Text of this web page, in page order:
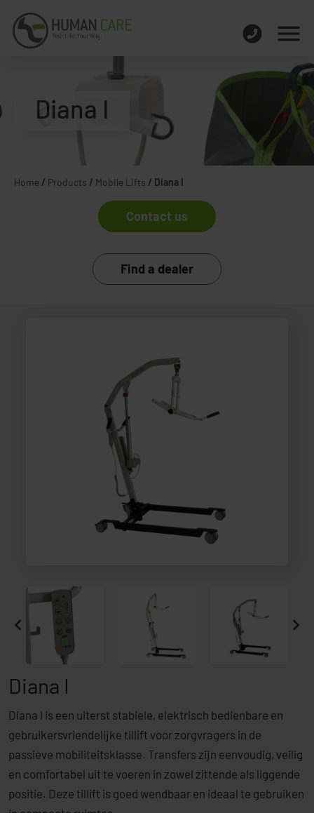
Diana I
Home / Products / Mobile Lifts / Diana I
Contact us
Find a dealer
Diana I
Diana I is een uiterst stabiele, elektrisch bedienbare en
gebruikersvriendelijke tillift voor zorgvragers in de
passieve mobiliteitsklasse. Transfers zijn eenvoudig, veilig
en comfortabel uit te voeren in zowel zittende als liggende
positie. Deze tillift is goed wendbaar en ideaal te gebruiken